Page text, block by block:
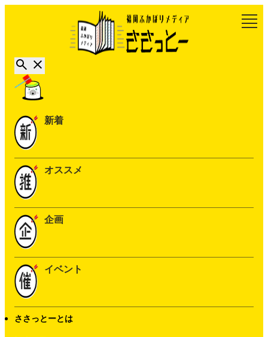
新着
オススメ
企画
イベント
ささっとーとは